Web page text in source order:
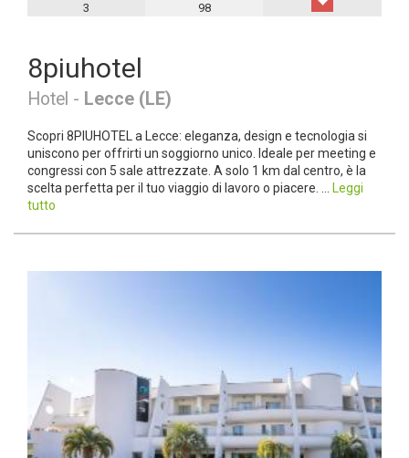
3
98
8piuhotel
Hotel - Lecce (LE)
Scopri 8PIUHOTEL a Lecce: eleganza, design e tecnologia si
uniscono per offrirti un soggiorno unico. Ideale per meeting e
congressi con 5 sale attrezzate. A solo 1 km dal centro, è la
scelta perfetta per il tuo viaggio di lavoro o piacere. ...
Leggi
tutto